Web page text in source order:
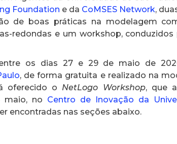
Foundation e da CoMSES Network,
de boas práticas na modelagem
redondas e um workshop,
os dias 27 e 29 de maio de
, de forma gratuita e realizado na
oferecido o NetLogo Workshop, que
maio, no Centro de Inovação da
encontradas nas seções abaixo.